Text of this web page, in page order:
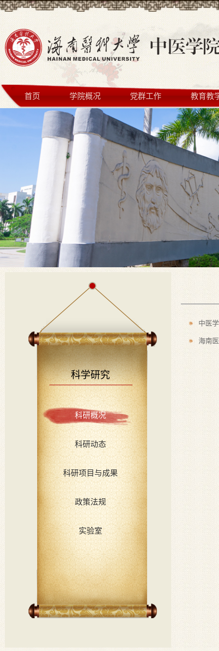
首页 学院概况 党群工作 教育教
科学研究
科研概况
科研动态
科研项目与成果
政策法规
实验室
中医
海南